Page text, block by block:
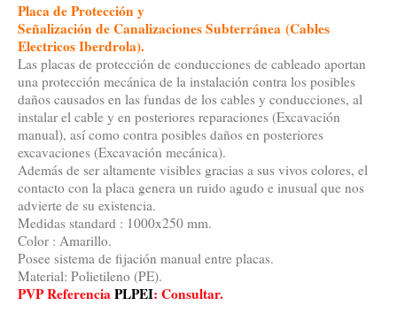
Placa de Protección y
Señalización de Canalizaciones Subterránea (Cables
Electricos Iberdrola).
Las placas de protección de conducciones de cableado aportan
una protección mecánica de la instalación contra los posibles
daños causados en las fundas de los cables y conducciones, al
instalar el cable y en posteriores reparaciones (Excavación
manual), así como contra posibles daños en posteriores
excavaciones (Excavación mecánica).
Además de ser altamente visibles gracias a sus vivos colores, el
contacto con la placa genera un ruido agudo e inusual que nos
advierte de su existencia.
Medidas standard : 1000x250 mm.
Color : Amarillo.
Posee sistema de fijación manual entre placas.
Material: Polietileno (PE).
PVP ReferenciaPLPEI: Consultar.